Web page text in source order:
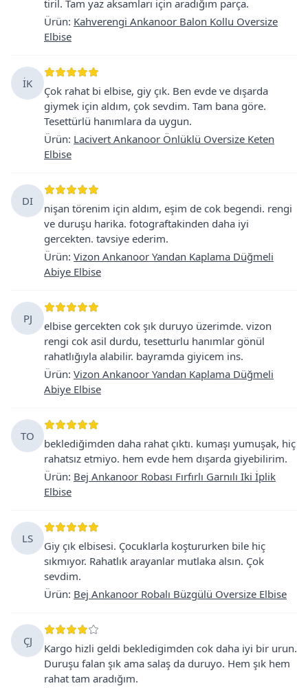
tiril. Tam yaz aksamları için aradığım parça.
Ürün: Kahverengi Ankanoor Balon Kollu Oversize
Elbise
İK
Çok rahat bi elbise, giy çık. Ben evde ve dışarda
giymek için aldım, çok sevdim. Tam bana göre.
Tesettürlü hanımlara da uygun.
Ürün: Lacivert Ankanoor Önlüklü Oversize Keten
Elbise
DI
nişan törenim için aldım, eşim de cok begendi. rengi
ve duruşu harika. fotograftakinden daha iyi
gercekten. tavsiye ederim.
Ürün: Vizon Ankanoor Yandan Kaplama Düğmeli
Abiye Elbise
PJ
elbise gercekten cok şık duruyo üzerimde. vizon
rengi cok asil durdu, tesetturlu hanımlar gönül
rahatlığıyla alabilir. bayramda giyicem ins.
Ürün: Vizon Ankanoor Yandan Kaplama Düğmeli
Abiye Elbise
TO
beklediğimden daha rahat çıktı. kumaşı yumuşak, hiç
rahatsız etmiyo. hem evde hem dışarda giyebilirim.
Ürün: Bej Ankanoor Robası Fırfırlı Garnılı Iki İplik
Elbise
LS
Giy çık elbisesi. Çocuklarla koştururken bile hiç
sıkmıyor. Rahatlık arayanlar mutlaka alsın. Çok
sevdim.
Ürün: Bej Ankanoor Robalı Büzgülü Oversize Elbise
ÇJ
Kargo hizli geldi bekledigimden cok daha iyi bir urun.
Duruşu falan şık ama salaş da duruyo. Hem şık hem
rahat tam aradığım.